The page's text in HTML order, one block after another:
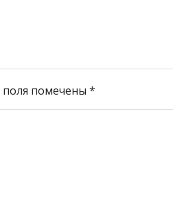
помечены *